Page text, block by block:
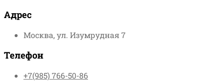
Адрес
Москва, ул. Изумрудная 7
Телефон
+7(985) 766-50-86